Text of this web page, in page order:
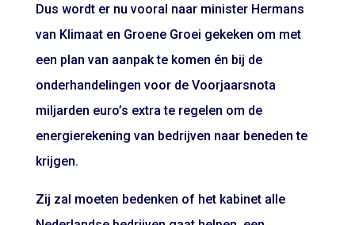
Dus wordt er nu vooral naar minister Hermans
van Klimaat en Groene Groei gekeken om met
een plan van aanpak te komen én bij de
onderhandelingen voor de Voorjaarsnota
miljarden euro’s extra te regelen om de
energierekening van bedrijven naar beneden te
krijgen.
Zij zal moeten bedenken of het kabinet alle